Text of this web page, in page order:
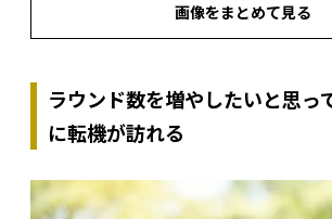
画像をまとめて見る
ラウンド数を増やしたいと思っ
に転機が訪れる